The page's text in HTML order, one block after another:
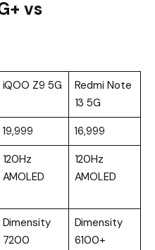
vs
iQOO Z9 5G
Redmi Note
13 5G
₹19,999
₹16,999
120Hz
AMOLED
120Hz
AMOLED
Dimensity
7200
Dimensity
6100+